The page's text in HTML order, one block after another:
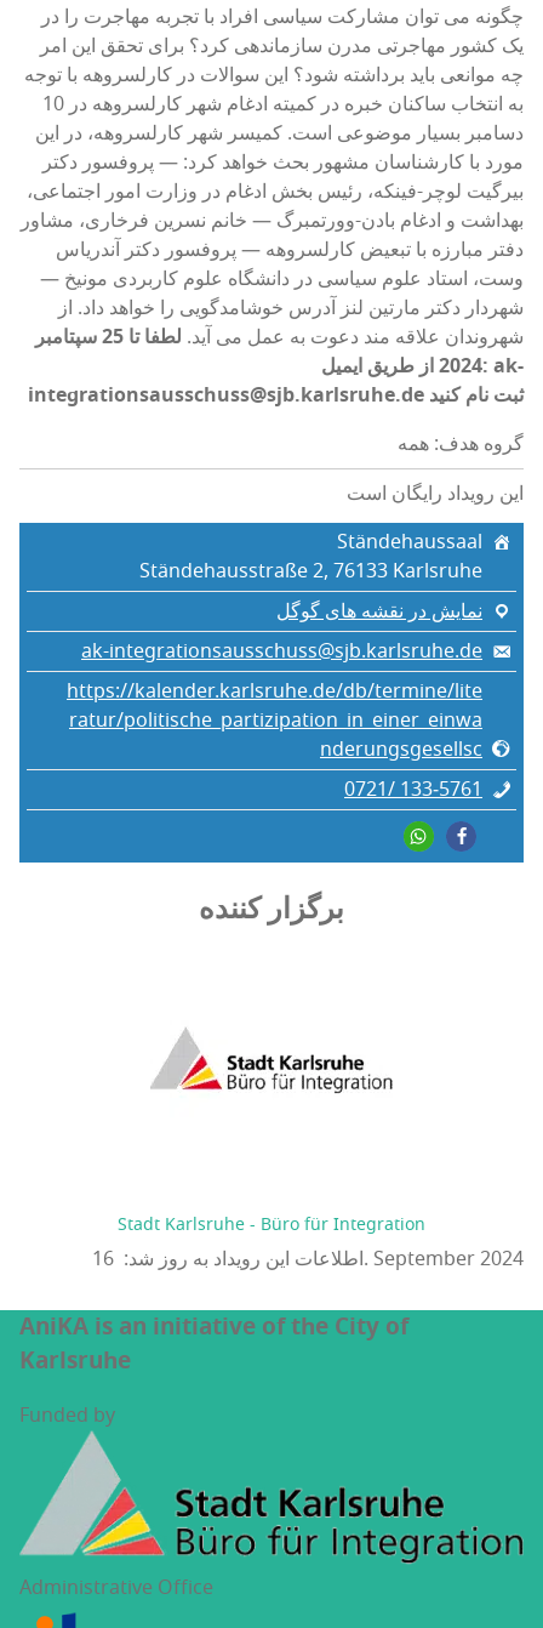
چگونه می توان مشارکت سیاسی افراد با تجربه مهاجرت را در
یک کشور مهاجرتی مدرن سازماندهی کرد؟ برای تحقق این امر
چه موانعی باید برداشته شود؟ این سوالات در کارلسروهه با توجه
به انتخاب ساکنان خبره در کمیته ادغام شهر کارلسروهه در 10
دسامبر بسیار موضوعی است. کمیسر شهر کارلسروهه، در این
مورد با کارشناسان مشهور بحث خواهد کرد: — پروفسور دکتر
بیرگیت لوچر-فینکه، رئیس بخش ادغام در وزارت امور اجتماعی،
بهداشت و ادغام بادن-وورتمبرگ — خانم نسرین فرخاری، مشاور
دفتر مبارزه با تبعیض کارلسروهه — پروفسور دکتر آندریاس
وست، استاد علوم سیاسی در دانشگاه علوم کاربردی مونیخ —
شهردار دکتر مارتین لنز آدرس خوشامدگویی را خواهد داد. از
شهروندان علاقه مند دعوت به عمل می آید.
لطفا تا 25 سپتامبر
2024 از طریق ایمیل: ak-
integrationsausschuss@sjb.karlsruhe.de ثبت نام کنید
گروه هدف: همه
این رویداد رایگان است
Ständehaussaal
Ständehausstraße 2, 76133 Karlsruhe
نمایش در نقشه های گوگل
ak-integrationsausschuss@sjb.karlsruhe.de
https://kalender.karlsruhe.de/db/termine/lite
ratur/politische_partizipation_in_einer_einwa
nderungsgesellsc
0721/ 133‑5761
برگزار کننده
Stadt Karlsruhe - Büro für Integration
اطلاعات این رویداد به روز شد: 16. September 2024
AniKA is an initiative of the City of
Karlsruhe
Funded by
Administrative Office